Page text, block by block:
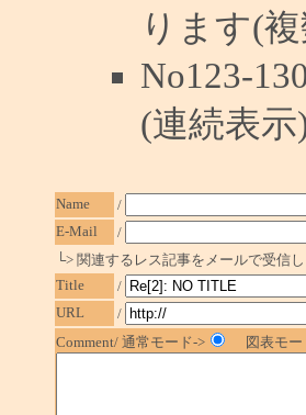
ります(複
No123-
(連続表示)
Name
/
E-Mail
/
└> 関連するレス記事をメールで受信
Title
/
URL
/
Comment/ 通常モード->
図表モー